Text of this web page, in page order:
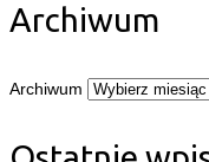
Archiwum
Archiwum